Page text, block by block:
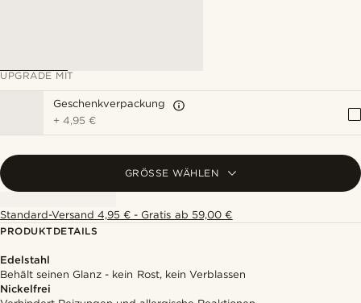
UPGRADE MIT
Geschenkverpackung
+4,95 €
GRÖSSE WÄHLEN
Standard-Versand 4,95 € - Gratis ab 59,00 €
PRODUKTDETAILS
Edelstahl
Behält seinen Glanz - kein Rost, kein Verblassen
Nickelfrei